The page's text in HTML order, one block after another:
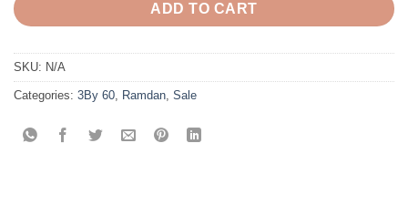
ADD TO CART
SKU: N/A
Categories: 3By 60, Ramdan, Sale